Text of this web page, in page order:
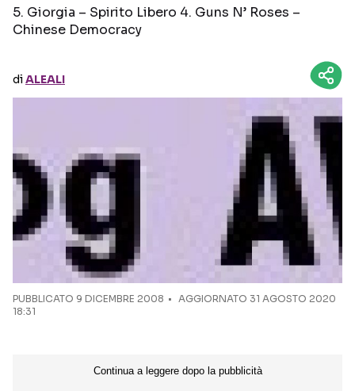
Seguici sui social
5. Giorgia – Spirito Libero 4. Guns N’ Roses –
Chinese Democracy
diALEALI
PUBBLICATO 9 DICEMBRE 2008
AGGIORNATO 31 AGOSTO 2020
18:31